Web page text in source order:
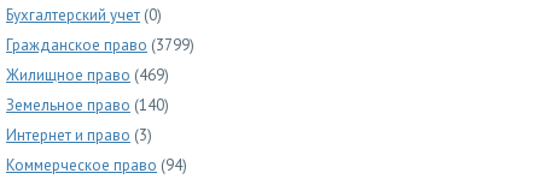
Бухгалтерский учет (0)
Гражданское право (3799)
Жилищное право (469)
Земельное право (140)
Интернет и право (3)
Коммерческое право (94)